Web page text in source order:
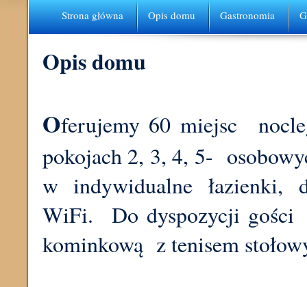
Strona główna Opis domu Gastronomia
Opis domu
Oferujemy 60 miejsc
pokojach 2, 3, 4, 5-
w indywidualne łazienki,
WiFi. Do dyspozycji gości
kominkową z tenisem